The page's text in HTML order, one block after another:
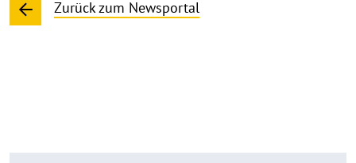
Zurück zum Newsportal